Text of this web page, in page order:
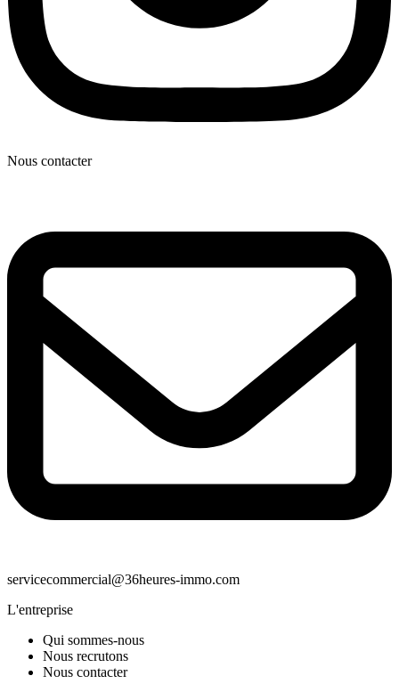
Nous contacter
servicecommercial@36heures-immo.com
L'entreprise
Qui sommes-nous
Nous recrutons
Nous contacter